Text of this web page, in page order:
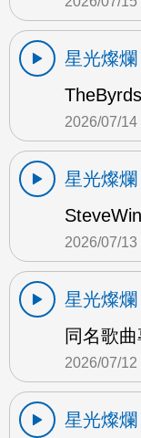
星光燦爛
2026/07/14
星光燦爛
2026/07/13
星光燦爛
同名歌
2026/07/12
星光燦爛